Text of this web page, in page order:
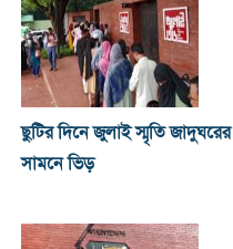
ছুটির দিনে জুলাই স্মৃতি জাদুঘরের
সামনে ভিড়